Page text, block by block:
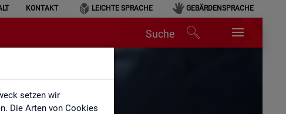
setzen wir
Die Arten von Cookies
KONTAKT LEICHTE SPRACHE GEBÄRDENSPRACHE
Suche